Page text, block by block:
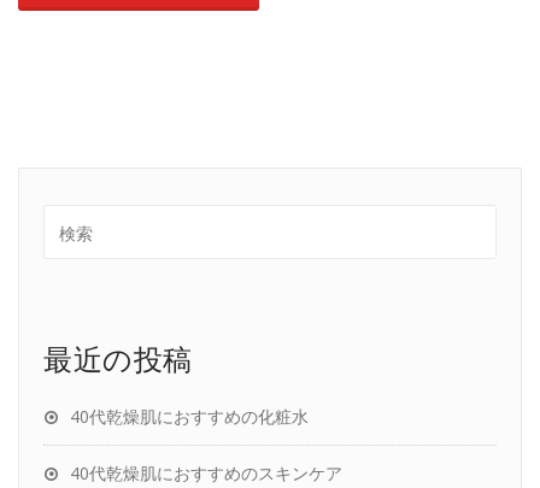
最近の投稿
40代乾燥肌におすすめの化粧水
40代乾燥肌におすすめのスキンケア